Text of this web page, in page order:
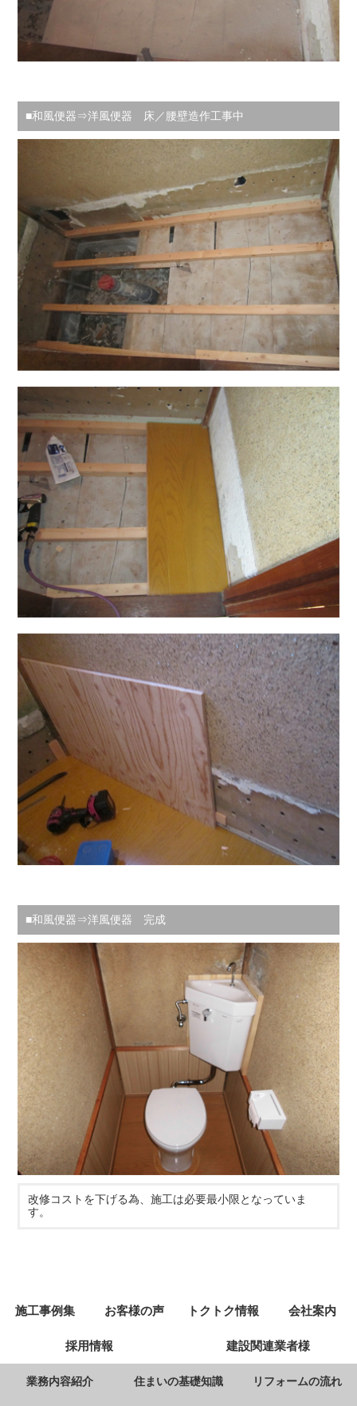
■和風便器⇒洋風便器 床／腰壁造作工事中
■和風便器⇒洋風便器 完成
改修コストを下げる為、施工は必要最小限となっていま
す。
施工事例集 お客様の声 トクトク情報 会社案内
採用情報 建設関連業者様
業務内容紹介 住まいの基礎知識 リフォームの流れ